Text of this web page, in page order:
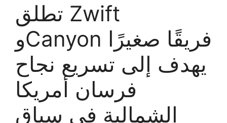
تطلق Zwift
وCanyon فريقًا صغيرًا
يهدف إلى تسريع نجاح
فرسان أمريكا
الشمالية في سباق